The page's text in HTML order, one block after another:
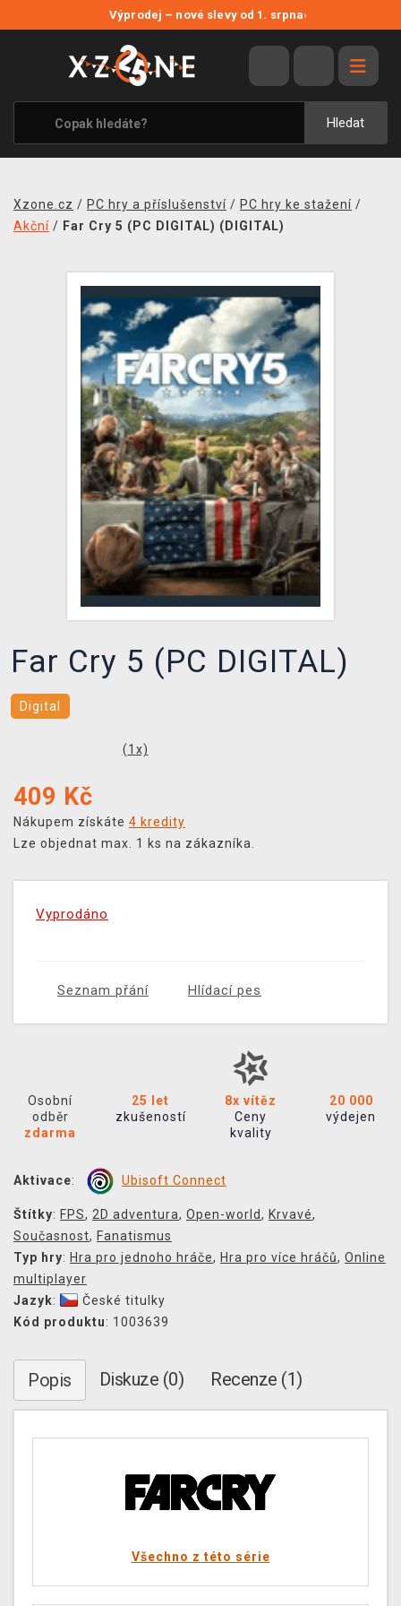
Výprodej – nové slevy od 1. srpna›
Hledat
VÝPRODEJ
VIDEOHRY
XZONE ORIGINALS
TÉMATIKY
MERCHANDISE
KONTAKT
PRODEJNY
DOPRAVA
XZONE KLUB
TCG & BOARDGAME HUB
VÝKUP HER (BAZAR)
Xzone.cz / PC hry a příslušenství / PC hry ke stažení /
Akční / Far Cry 5 (PC DIGITAL) (DIGITAL)
Far Cry 5 (PC DIGITAL)
Digital
(1 x)
409 Kč
Nákupem získáte 4 kredity
Lze objednat max. 1 ks na zákazníka.
Vyprodáno
Seznam přání Hlídací pes
Osobní
odběr
zdarma
25 let
zkušeností
8x vítěz
Ceny
kvality
20 000
výdejen
Aktivace: Ubisoft Connect
Štítky: FPS, 2D adventura, Open-world, Krvavé,
Současnost, Fanatismus
Typ hry: Hra pro jednoho hráče, Hra pro více hráčů, Online
multiplayer
Jazyk:
České titulky
Kód produktu: 1003639
Popis Diskuze (0) Recenze (1)
Všechno z této série